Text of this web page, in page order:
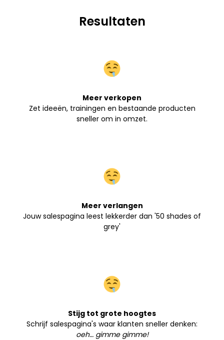
Resultaten
Meer verkopen
Zet ideeën, trainingen en bestaande producten
sneller om in omzet.
Meer verlangen
Jouw salespagina leest lekkerder dan '50 shades of
grey'
Stijg tot grote hoogtes
Schrijf salespagina's waar klanten sneller denken:
oeh… gimme gimme!